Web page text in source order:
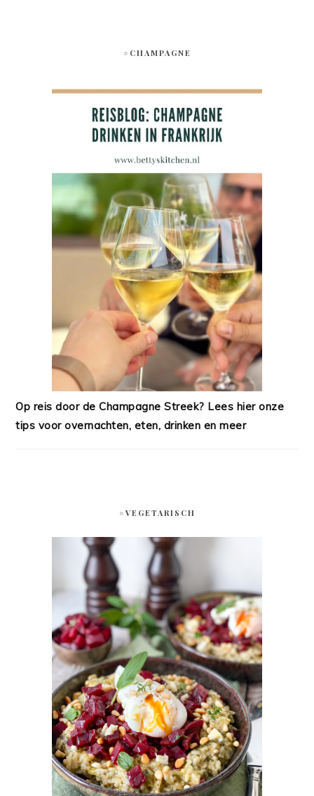
#CHAMPAGNE
Op reis door de Champagne Streek? Lees hier onze
tips voor overnachten, eten, drinken en meer
#VEGETARISCH